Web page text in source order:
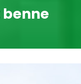
benne